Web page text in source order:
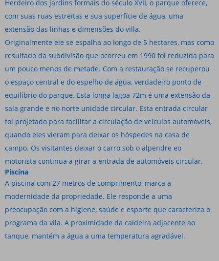
Herdeiro dos jardins formais do século XVII, o parque oferece,
com suas ruas estreitas e sua superfície de água, uma
extensão das linhas e dimensões do villa.
Originalmente ele se espalha ao longo de 5 hectares, mas como
resultado da subdivisão que ocorreu em 1990 foi reduzida para
um pouco menos de metade. Com a restauração se recuperou
o espaço central e do espelho de água, verdadeiro ponto de
equilíbrio do parque. Esta longa lagoa 72m é uma extensão da
sala grande e no norte unidade circular. Esta entrada circular
foi projetado para facilitar a circulação de veículos automóveis,
quando eles vieram para deixar os hóspedes na casa de
campo. Os visitantes deixar o carro sob o alpendre eo
motorista continua a girar a entrada de automóveis circular.
Piscina
A piscina com 27 metros de comprimento, marca a
modernidade da propriedade. Ele responde a uma
preocupação com a higiene, saúde e esporte que caracteriza o
programa da vila. A proximidade da caldeira adjacente ao
tanque, mantém a água a uma temperatura agradável.